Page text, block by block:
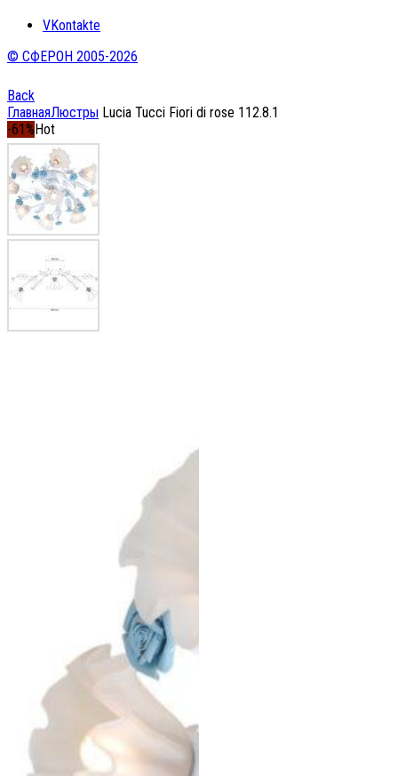
VKontakte
© СФЕРОН 2005-2026
Back
ГлавнаяЛюстры Lucia Tucci Fiori di rose 112.8.1
-61% Hot